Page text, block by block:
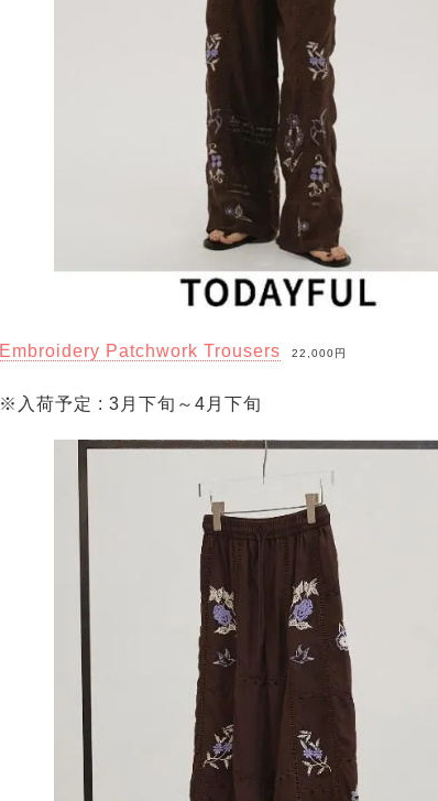
Embroidery Patchwork Trousers 22,000円
※入荷予定 : 3月下旬～4月下旬